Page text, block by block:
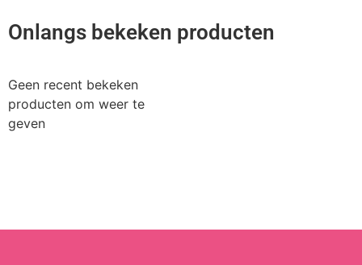
Onlangs bekeken producten
Geen recent bekeken
producten om weer te
geven